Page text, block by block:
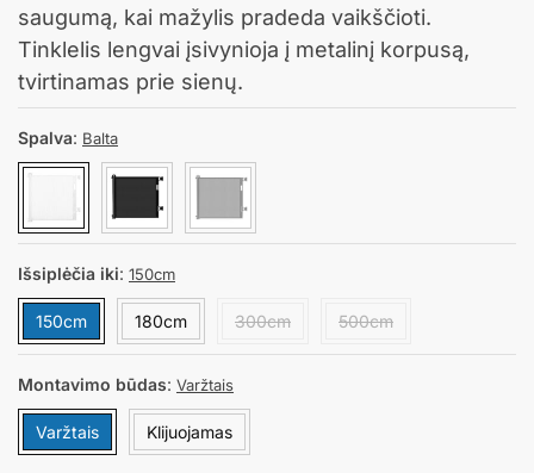
saugumą, kai mažylis pradeda vaikščioti.
Tinklelis lengvai įsivynioja į metalinį korpusą,
tvirtinamas prie sienų.
Spalva: Balta
Išsiplėčia iki: 150cm
150cm 180cm 300cm 500cm
Montavimo būdas: Varžtais
Varžtais Klijuojamas